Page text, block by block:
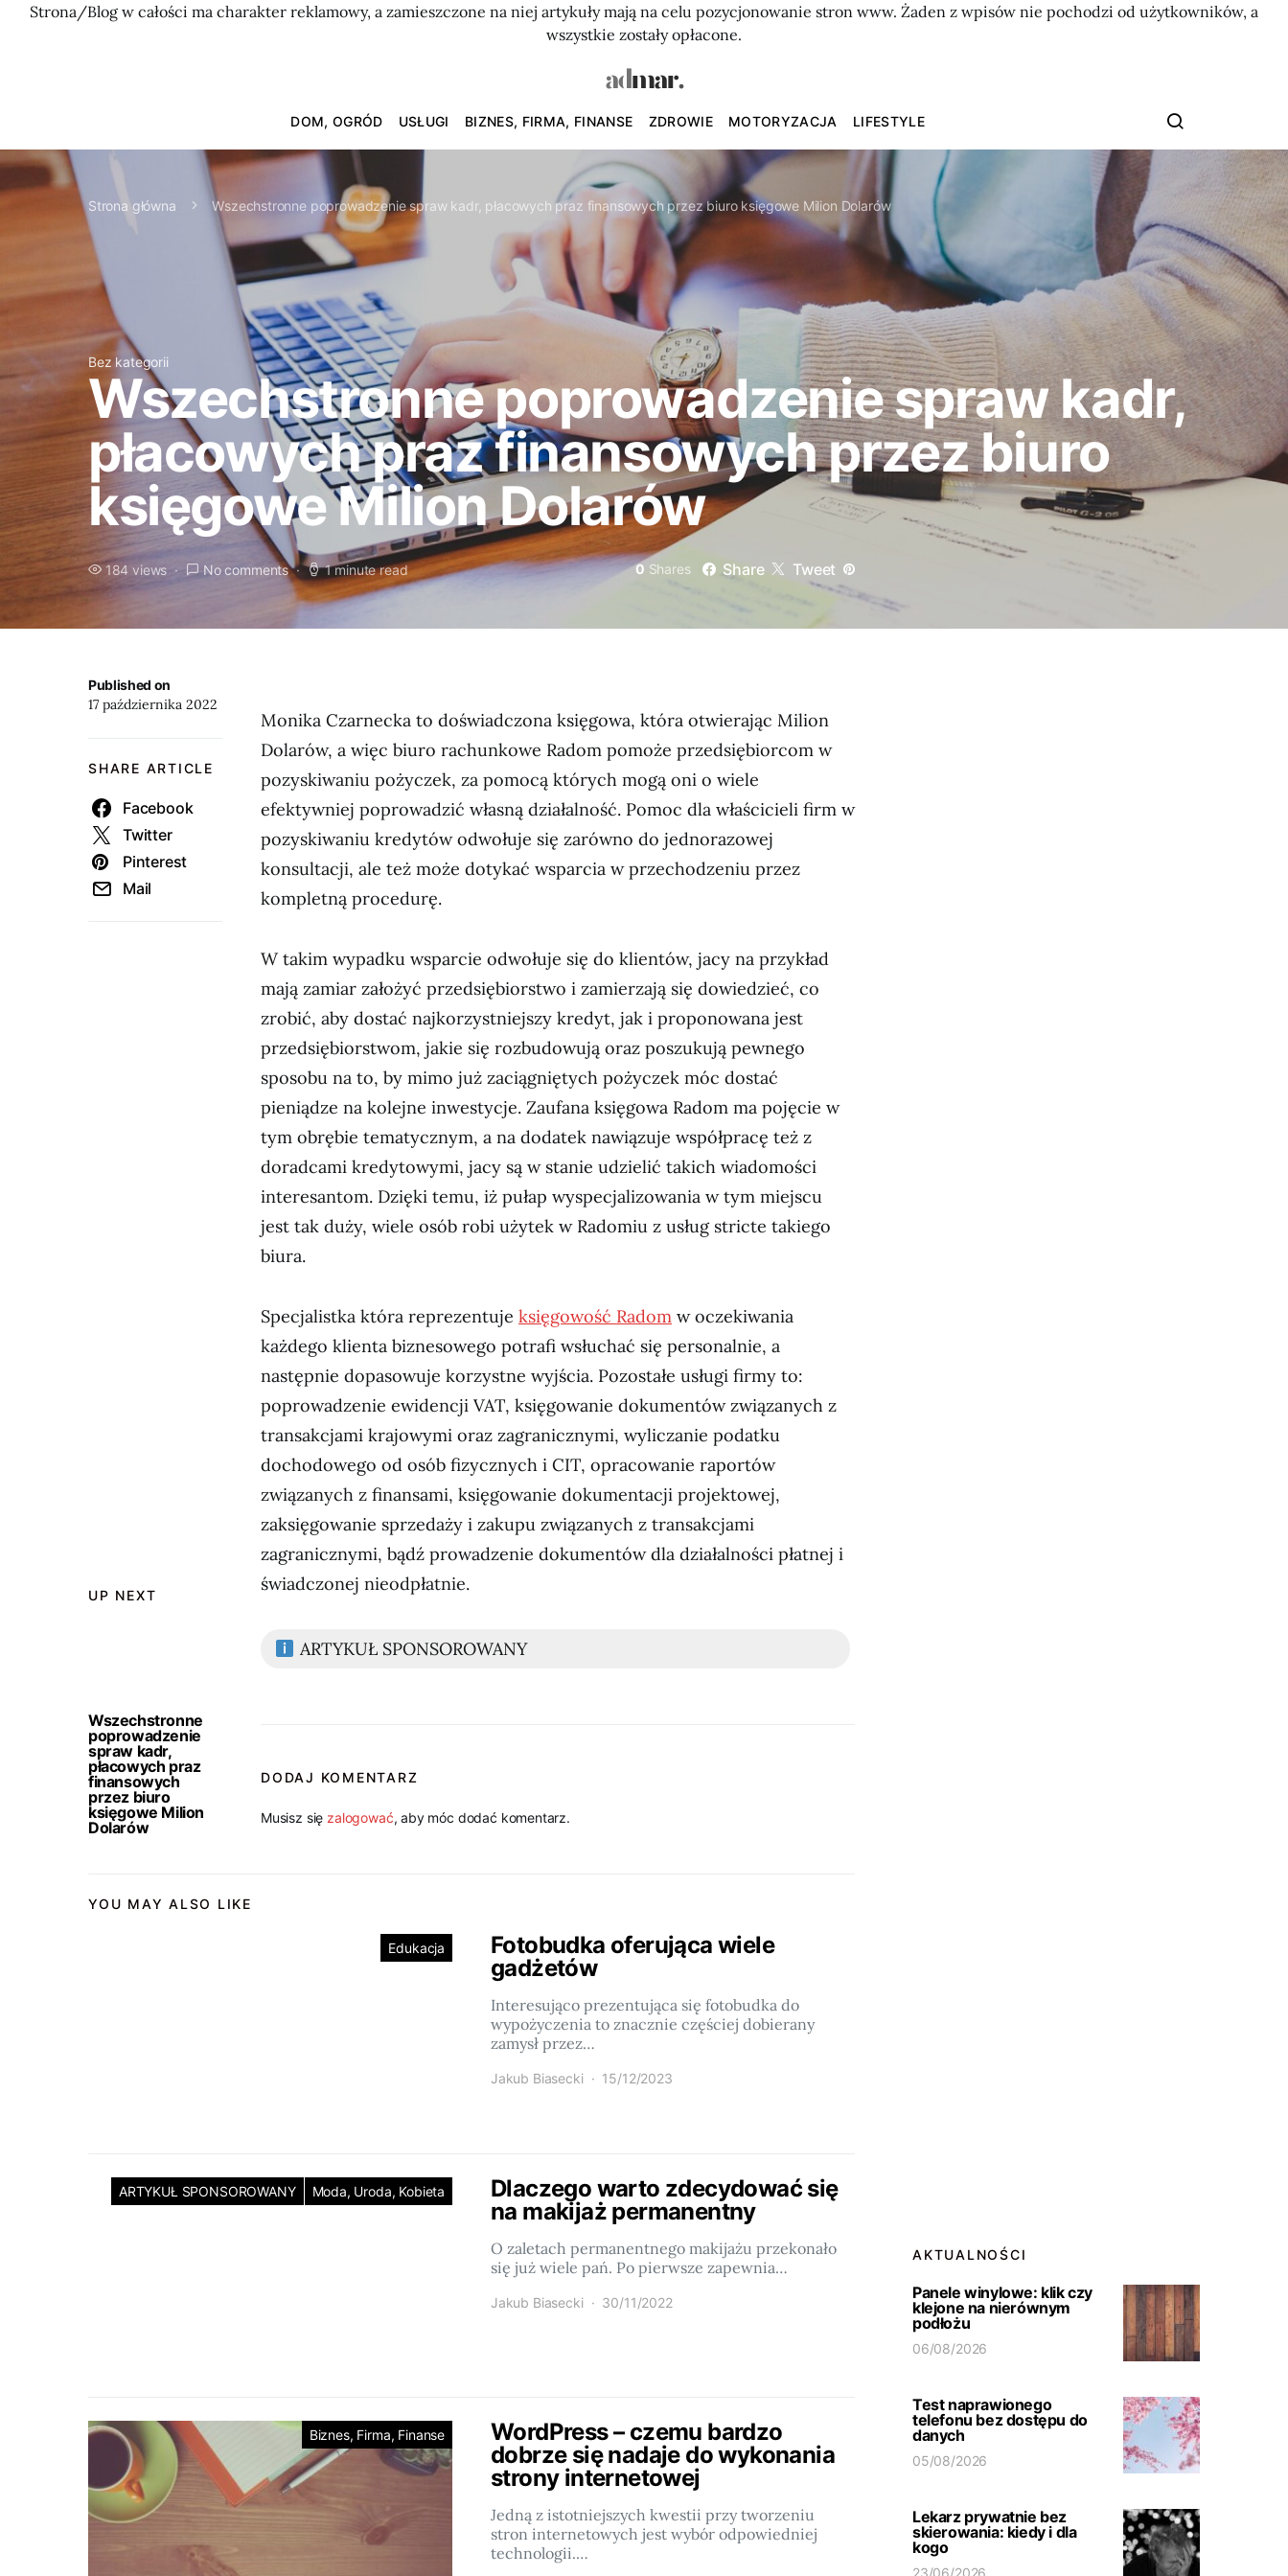
Strona/Blog w całości ma charakter reklamowy, a zamieszczone na niej artykuły mają na celu pozycjonowanie stron www. Żaden z wpisów nie pochodzi od użytkowników, a
wszystkie zostały opłacone.
DOM, OGRÓD USŁUGI BIZNES, FIRMA, FINANSE ZDROWIE MOTORYZACJA LIFESTYLE
Strona główna Wszechstronne poprowadzenie spraw kadr, płacowych praz finansowych przez biuro księgowe Milion Dolarów
Bez kategorii
Wszechstronne poprowadzenie spraw kadr,
płacowych praz finansowych przez biuro
księgowe Milion Dolarów
184 views No comments 1 minute read 0 Shares Share Tweet
UP NEXT
Wszechstronne
poprowadzenie
spraw kadr,
płacowych praz
finansowych
przez biuro
księgowe Milion
Dolarów
Published on
17 października 2022
SHARE ARTICLE
Facebook
Twitter
Pinterest
Mail
Monika Czarnecka to doświadczona księgowa, która otwierając Milion
Dolarów, a więc biuro rachunkowe Radom pomoże przedsiębiorcom w
pozyskiwaniu pożyczek, za pomocą których mogą oni o wiele
efektywniej poprowadzić własną działalność. Pomoc dla właścicieli firm w
pozyskiwaniu kredytów odwołuje się zarówno do jednorazowej
konsultacji, ale też może dotykać wsparcia w przechodzeniu przez
kompletną procedurę.
W takim wypadku wsparcie odwołuje się do klientów, jacy na przykład
mają zamiar założyć przedsiębiorstwo i zamierzają się dowiedzieć, co
zrobić, aby dostać najkorzystniejszy kredyt, jak i proponowana jest
przedsiębiorstwom, jakie się rozbudowują oraz poszukują pewnego
sposobu na to, by mimo już zaciągniętych pożyczek móc dostać
pieniądze na kolejne inwestycje. Zaufana księgowa Radom ma pojęcie w
tym obrębie tematycznym, a na dodatek nawiązuje współpracę też z
doradcami kredytowymi, jacy są w stanie udzielić takich wiadomości
interesantom. Dzięki temu, iż pułap wyspecjalizowania w tym miejscu
jest tak duży, wiele osób robi użytek w Radomiu z usług stricte takiego
biura.
Specjalistka która reprezentuje księgowość Radom w oczekiwania
każdego klienta biznesowego potrafi wsłuchać się personalnie, a
następnie dopasowuje korzystne wyjścia. Pozostałe usługi firmy to:
poprowadzenie ewidencji VAT, księgowanie dokumentów związanych z
transakcjami krajowymi oraz zagranicznymi, wyliczanie podatku
dochodowego od osób fizycznych i CIT, opracowanie raportów
związanych z finansami, księgowanie dokumentacji projektowej,
zaksięgowanie sprzedaży i zakupu związanych z transakcjami
zagranicznymi, bądź prowadzenie dokumentów dla działalności płatnej i
świadczonej nieodpłatnie.
ARTYKUŁ SPONSOROWANY
DODAJ KOMENTARZ
Musisz się zalogować, aby móc dodać komentarz.
YOU MAY ALSO LIKE
Edukacja
Fotobudka oferująca wiele
gadżetów
Interesująco prezentująca się fotobudka do
wypożyczenia to znacznie częściej dobierany
zamysł przez…
Jakub Biasecki 15/12/2023
ARTYKUŁ SPONSOROWANY Moda, Uroda, Kobieta
Dlaczego warto zdecydować się
na makijaż permanentny
O zaletach permanentnego makijażu przekonało
się już wiele pań. Po pierwsze zapewnia…
Jakub Biasecki 30/11/2022
Biznes, Firma, Finanse
WordPress – czemu bardzo
dobrze się nadaje do wykonania
strony internetowej
Jedną z istotniejszych kwestii przy tworzeniu
stron internetowych jest wybór odpowiedniej
technologii.…
AKTUALNOŚCI
Panele winylowe: klik czy
klejone na nierównym
podłożu
06/08/2026
Test naprawionego
telefonu bez dostępu do
danych
05/08/2026
Lekarz prywatnie bez
skierowania: kiedy i dla
kogo
23/06/2026